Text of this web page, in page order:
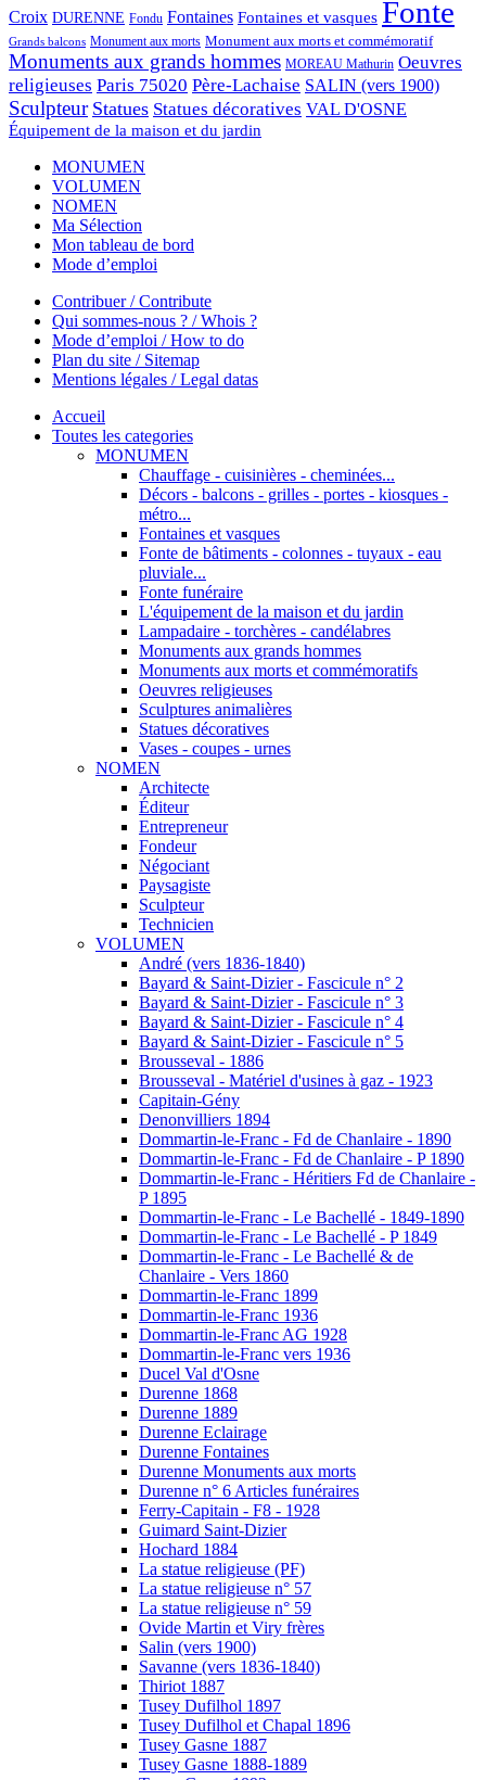
Croix DURENNE Fondu Fontaines Fontaines et vasques Fonte
Grands balcons Monument aux morts Monument aux morts et commémoratif
Monuments aux grands hommes MOREAU Mathurin Oeuvres
religieuses Paris 75020 Père-Lachaise SALIN (vers 1900)
Sculpteur Statues Statues décoratives VAL D'OSNE
Équipement de la maison et du jardin
MONUMEN
VOLUMEN
NOMEN
Ma Sélection
Mon tableau de bord
Mode d’emploi
Contribuer / Contribute
Qui sommes-nous ? / Whois ?
Mode d’emploi / How to do
Plan du site / Sitemap
Mentions légales / Legal datas
Accueil
Toutes les categories
MONUMEN
Chauffage - cuisinières - cheminées...
Décors - balcons - grilles - portes - kiosques -
métro...
Fontaines et vasques
Fonte de bâtiments - colonnes - tuyaux - eau
pluviale...
Fonte funéraire
L'équipement de la maison et du jardin
Lampadaire - torchères - candélabres
Monuments aux grands hommes
Monuments aux morts et commémoratifs
Oeuvres religieuses
Sculptures animalières
Statues décoratives
Vases - coupes - urnes
NOMEN
Architecte
Éditeur
Entrepreneur
Fondeur
Négociant
Paysagiste
Sculpteur
Technicien
VOLUMEN
André (vers 1836-1840)
Bayard & Saint-Dizier - Fascicule n° 2
Bayard & Saint-Dizier - Fascicule n° 3
Bayard & Saint-Dizier - Fascicule n° 4
Bayard & Saint-Dizier - Fascicule n° 5
Brousseval - 1886
Brousseval - Matériel d'usines à gaz - 1923
Capitain-Gény
Denonvilliers 1894
Dommartin-le-Franc - Fd de Chanlaire - 1890
Dommartin-le-Franc - Fd de Chanlaire - P 1890
Dommartin-le-Franc - Héritiers Fd de Chanlaire -
P 1895
Dommartin-le-Franc - Le Bachellé - 1849-1890
Dommartin-le-Franc - Le Bachellé - P 1849
Dommartin-le-Franc - Le Bachellé & de
Chanlaire - Vers 1860
Dommartin-le-Franc 1899
Dommartin-le-Franc 1936
Dommartin-le-Franc AG 1928
Dommartin-le-Franc vers 1936
Ducel Val d'Osne
Durenne 1868
Durenne 1889
Durenne Eclairage
Durenne Fontaines
Durenne Monuments aux morts
Durenne n° 6 Articles funéraires
Ferry-Capitain - F8 - 1928
Guimard Saint-Dizier
Hochard 1884
La statue religieuse (PF)
La statue religieuse n° 57
La statue religieuse n° 59
Ovide Martin et Viry frères
Salin (vers 1900)
Savanne (vers 1836-1840)
Thiriot 1887
Tusey Dufilhol 1897
Tusey Dufilhol et Chapal 1896
Tusey Gasne 1887
Tusey Gasne 1888-1889